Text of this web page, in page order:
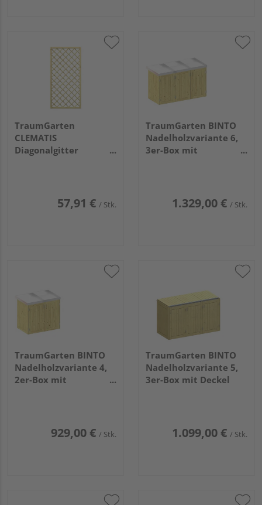
TraumGarten
CLEMATIS
Diagonalgitter
57,91 € / Stk.
TraumGarten BINTO
Nadelholzvariante 6,
3er-Box mit
1.329,00 € / Stk.
TraumGarten BINTO
Nadelholzvariante 4,
2er-Box mit
929,00 € / Stk.
TraumGarten BINTO
Nadelholzvariante 5,
3er-Box mit Deckel
1.099,00 € / Stk.